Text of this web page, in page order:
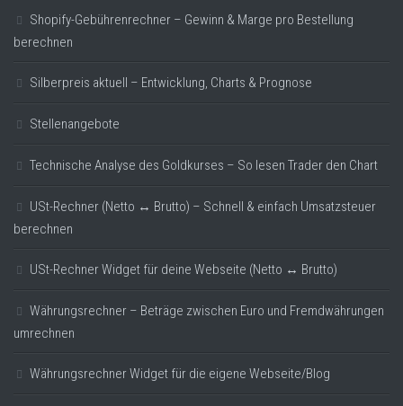
Shopify-Gebührenrechner – Gewinn & Marge pro Bestellung
berechnen
Silberpreis aktuell – Entwicklung, Charts & Prognose
Stellenangebote
Technische Analyse des Goldkurses – So lesen Trader den Chart
USt-Rechner (Netto ↔ Brutto) – Schnell & einfach Umsatzsteuer
berechnen
USt-Rechner Widget für deine Webseite (Netto ↔ Brutto)
Währungsrechner – Beträge zwischen Euro und Fremdwährungen
umrechnen
Währungsrechner Widget für die eigene Webseite/Blog